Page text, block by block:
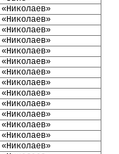
«Николаев»
«Николаев»
«Николаев»
«Николаев»
«Николаев»
«Николаев»
«Николаев»
«Николаев»
«Николаев»
«Николаев»
«Николаев»
«Николаев»
«Николаев»
«Николаев»